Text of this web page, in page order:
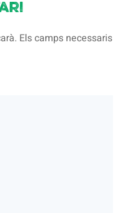
Els camps necessaris